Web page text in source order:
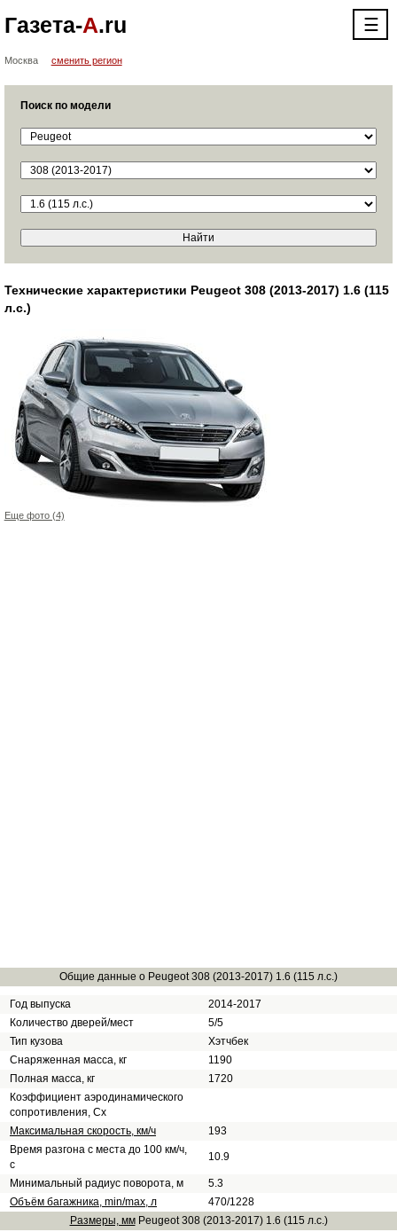
Газета-А.ru ☰
Москва сменить регион
Поиск по модели
Технические характеристики Peugeot 308 (2013-2017) 1.6 (115
л.с.)
Еще фото (4)
Общие данные о Peugeot 308 (2013-2017) 1.6 (115 л.с.)
Год выпуска
2014-2017
Количество дверей/мест
5/5
Тип кузова
Хэтчбек
Снаряженная масса, кг
1190
Полная масса, кг
1720
Коэффициент аэродинамического
сопротивления, Сх
Максимальная скорость, км/ч
193
Время разгона с места до 100 км/ч,
с
10.9
Минимальный радиус поворота, м
5.3
Объём багажника, min/max, л
470/1228
Размеры, ммPeugeot 308 (2013-2017) 1.6 (115 л.с.)